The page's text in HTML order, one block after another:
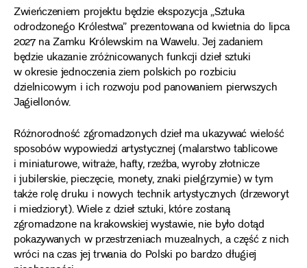
Zwieńczeniem projektu będzie ekspozycja „Sztuka
odrodzonego Królestwa” prezentowana od kwietnia do lipca
2027 na Zamku Królewskim na Wawelu. Jej zadaniem
będzie ukazanie zróżnicowanych funkcji dzieł sztuki
w okresie jednoczenia ziem polskich po rozbiciu
dzielnicowym i ich rozwoju pod panowaniem pierwszych
Jagiellonów.
Różnorodność zgromadzonych dzieł ma ukazywać wielość
sposobów wypowiedzi artystycznej (malarstwo tablicowe
i miniaturowe, witraże, hafty, rzeźba, wyroby złotnicze
i jubilerskie, pieczęcie, monety, znaki pielgrzymie) w tym
także rolę druku i nowych technik artystycznych (drzeworyt
i miedzioryt). Wiele z dzieł sztuki, które zostaną
zgromadzone na krakowskiej wystawie, nie było dotąd
pokazywanych w przestrzeniach muzealnych, a część z nich
wróci na czas jej trwania do Polski po bardzo długiej